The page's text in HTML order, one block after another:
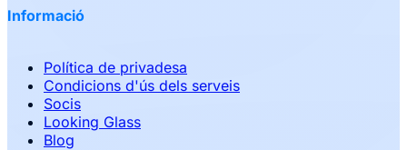
Informació
Política de privadesa
Condicions d'ús dels serveis
Socis
Looking Glass
Blog